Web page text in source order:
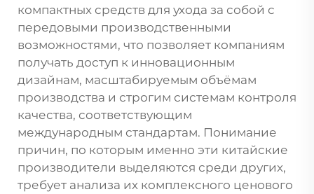
компактных средств для ухода за собой с
передовыми производственными
возможностями, что позволяет компаниям
получать доступ к инновационным
дизайнам, масштабируемым объёмам
производства и строгим системам контроля
качества, соответствующим
международным стандартам. Понимание
причин, по которым именно эти китайские
производители выделяются среди других,
требует анализа их комплексного ценового